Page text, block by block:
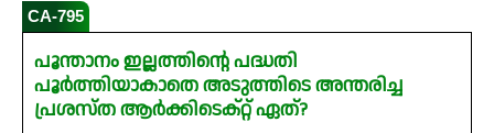
CA-795
പൂന്താനം ഇല്ലത്തിൻ്റെ പദ്ധതി
പൂർത്തിയാകാതെ അടുത്തിടെ അന്തരിച്ച
പ്രശസ്ത ആർക്കിടെക്റ്റ് ഏത്?